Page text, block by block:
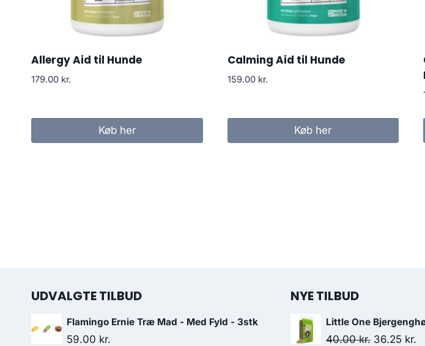
Allergy Aid til Hunde
179.00 kr.
Køb her
Calming Aid til Hunde
159.00 kr.
Køb her
UDVALGTE TILBUD
Flamingo Ernie Træ Mad - Med Fyld - 3stk
59.00 kr.
NYE TILBUD
Little One
40.00kr. Den
36.25 kr.